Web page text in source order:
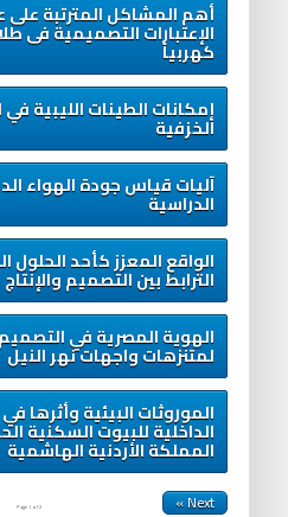
أهم المشاكل المترتبة على
الإعتبارات التصميمية فى
كهربياً
إمكانات الطينات الليبية
الخزفية
آليات قياس جودة الهواء
الدراسية
الواقع المعزز كأحد الحلول
الترابط بين التصميم والإنتاج
الهوية المصرية في التصميم
لمتنزهات واجهات نهر النيل
الموروثات البيئية وأثرها
الداخلية للبيوت السكنية
المملكة الأردنية الهاشمية
Next »
Page 1of2